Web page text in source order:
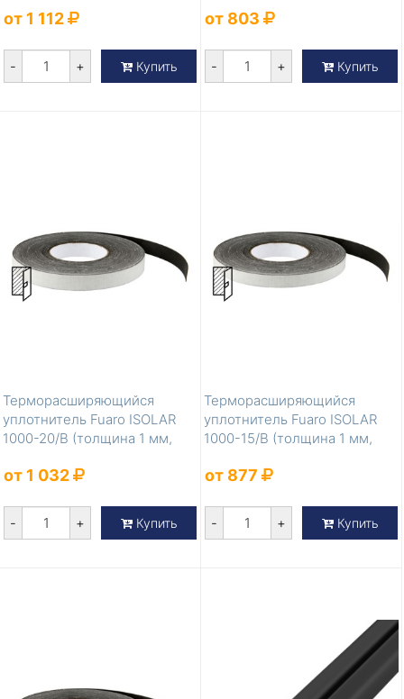
от 1 112
- + Купить
от 803
- + Купить
Терморасширяющийся
уплотнитель Fuaro ISOLAR
1000-20/B (толщина 1 мм,
от 1 032
- + Купить
Терморасширяющийся
уплотнитель Fuaro ISOLAR
1000-15/B (толщина 1 мм,
от 877
- + Купить